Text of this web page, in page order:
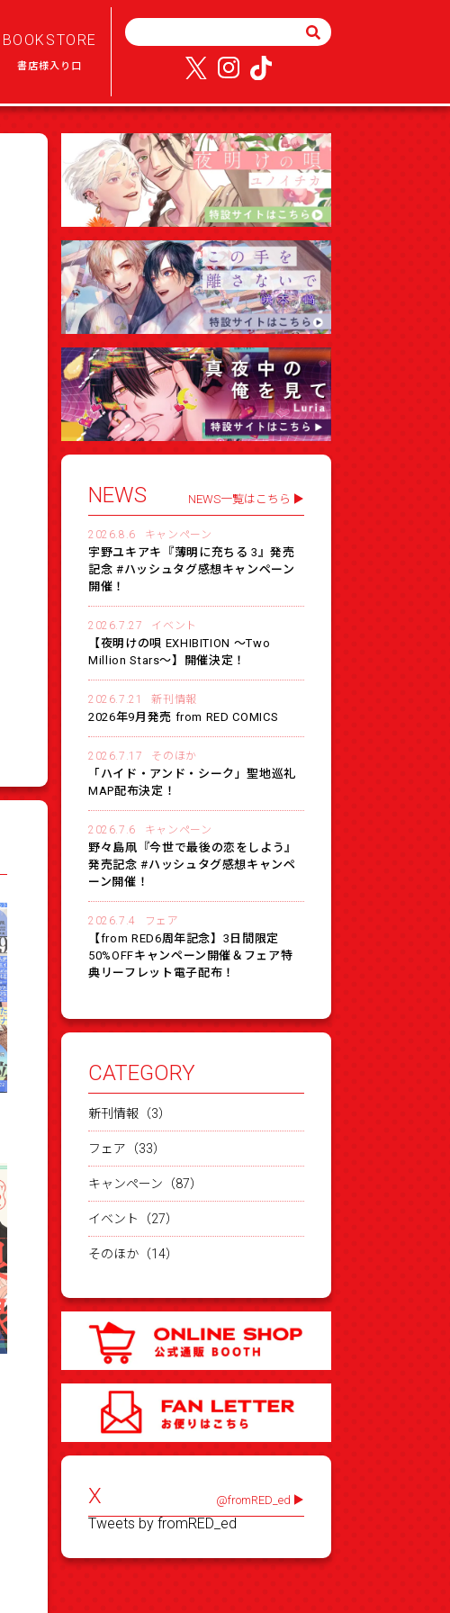
BOOKSTORE
書店様入り口
NEWS NEWS一覧はこちら
2026.8.6 キャンペーン
宇野ユキアキ『薄明に充ちる 3』発売
記念 #ハッシュタグ感想キャンペーン
開催！
2026.7.27 イベント
【夜明けの唄 EXHIBITION 〜Two
Million Stars〜】開催決定！
2026.7.21 新刊情報
2026年9月発売 from RED COMICS
2026.7.17 そのほか
「ハイド・アンド・シーク」聖地巡礼
MAP配布決定！
2026.7.6 キャンペーン
野々島凧『今世で最後の恋をしよう』
発売記念 #ハッシュタグ感想キャンペ
ーン開催！
2026.7.4 フェア
【from RED6周年記念】3日間限定
50%OFFキャンペーン開催＆フェア特
典リーフレット電子配布！
CATEGORY
新刊情報（3）
フェア（33）
キャンペーン（87）
イベント（27）
そのほか（14）
X @fromRED_ed
Tweets by fromRED_ed